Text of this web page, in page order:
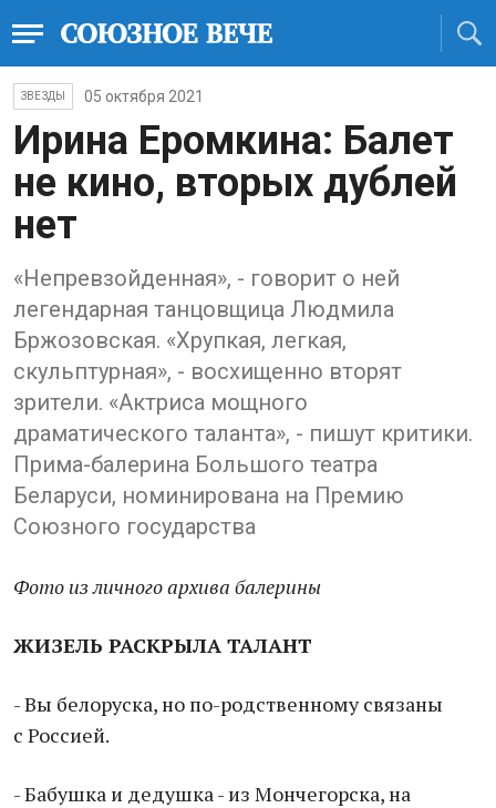
ЗВЕЗДЫ 05 октября 2021
Ирина Еромкина: Балет
не кино, вторых дублей
нет
«Непревзойденная», - говорит о ней
легендарная танцовщица Людмила
Бржозовская. «Хрупкая, легкая,
скульптурная», - восхищенно вторят
зрители. «Актриса мощного
драматического таланта», - пишут критики.
Прима-балерина Большого театра
Беларуси, номинирована на Премию
Союзного государства
Фото из личного архива балерины
ЖИЗЕЛЬ РАСКРЫЛА ТАЛАНТ
- Вы белоруска, но по-родственному связаны
с Россией.
- Бабушка и дедушка - из Мончегорска, на